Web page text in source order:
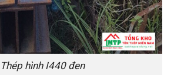
Thép hình I440 đen